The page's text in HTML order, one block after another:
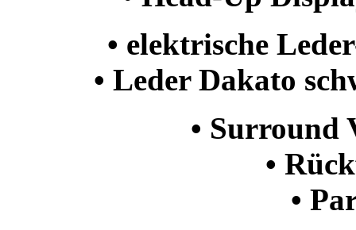
• elektrische
• Leder Dakato
• Surround
•
•